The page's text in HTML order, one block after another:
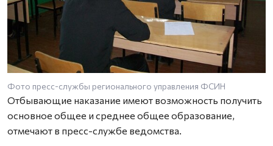
Фото пресс-службы регионального управления ФСИН
Отбывающие наказание имеют возможность получить
основное общее и среднее общее образование,
отмечают в пресс-службе ведомства.